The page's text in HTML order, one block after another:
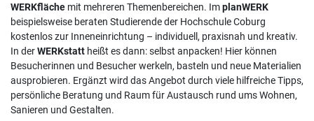
WERKfläche mit mehreren Themenbereichen. ImplanWERK
beispielsweise beraten Studierende der Hochschule Coburg
kostenlos zur Inneneinrichtung – individuell, praxisnah und kreativ.
In derWERKstatt heißt es dann: selbst anpacken! Hier können
Besucherinnen und Besucher werkeln, basteln und neue Materialien
ausprobieren. Ergänzt wird das Angebot durch viele hilfreiche Tipps,
persönliche Beratung und Raum für Austausch rund ums Wohnen,
Sanieren und Gestalten.